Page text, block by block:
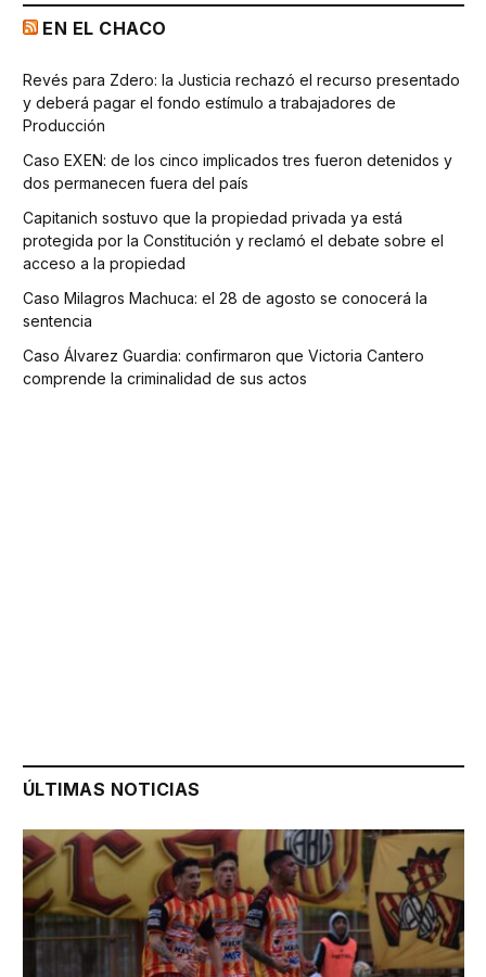
EN EL CHACO
Revés para Zdero: la Justicia rechazó el recurso presentado
y deberá pagar el fondo estímulo a trabajadores de
Producción
Caso EXEN: de los cinco implicados tres fueron detenidos y
dos permanecen fuera del país
Capitanich sostuvo que la propiedad privada ya está
protegida por la Constitución y reclamó el debate sobre el
acceso a la propiedad
Caso Milagros Machuca: el 28 de agosto se conocerá la
sentencia
Caso Álvarez Guardia: confirmaron que Victoria Cantero
comprende la criminalidad de sus actos
ÚLTIMAS NOTICIAS